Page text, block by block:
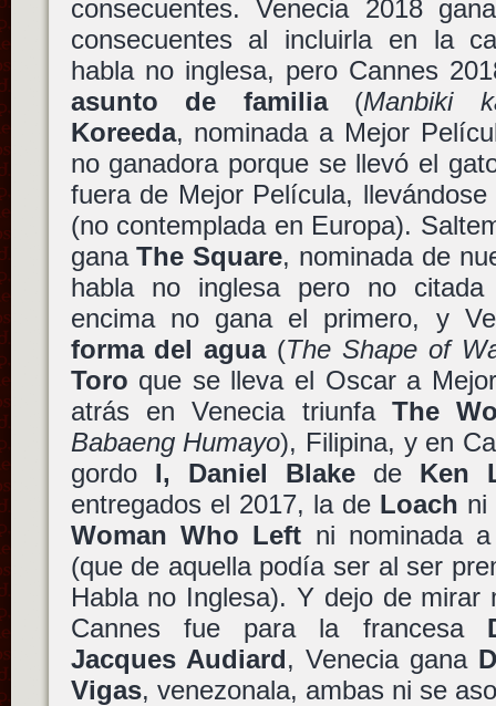
consecuentes. Venecia 2018
consecuentes al incluirla en la
habla no inglesa, pero Cannes
asunto de familia(Manbiki
Koreeda, nominada a Mejor
no ganadora porque se llevó el
fuera de Mejor Película,
(no contemplada en Europa).
ganaThe Square, nominada de
habla no inglesa pero no citada
encima no gana el primero, y
forma del agua(The Shape of
Toro que se lleva el Oscar a
atrás en Venecia triunfaThe
Babaeng Humayo), Filipina, y en
gordo I, Daniel Blakede Ken
entregados el 2017, la de Loach ni
Woman Who Left ni nominada
(que de aquella podía ser al ser
Habla no Inglesa). Y dejo de mirar
Cannes fue para la francesa
Jacques Audiard, Venecia gana
Vigas, venezonala, ambas ni se